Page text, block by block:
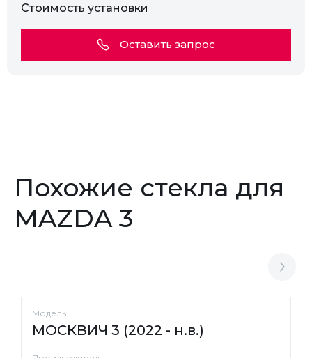
Стоимость установки
Оставить запрос
Похожие стекла для
MAZDA 3
Модель
МОСКВИЧ 3 (2022 - н.в.)